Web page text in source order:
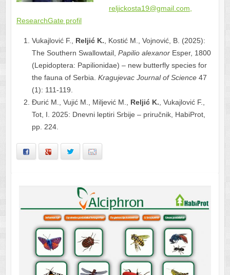
reljickosta19@gmail.com,
ResearchGate profil
Vukajlović F., Reljić K. , Kostić M., Vojnović, B. (2025):
The Southern Swallowtail, Papilio alexanorEsper, 1800
(Lepidoptera: Papilionidae) – new butterfly species for
the fauna of Serbia. Kragujevac Journal of Science47
(1): 111-119.
Đurić M., Vujić M., Miljević M., Reljić K. , Vukajlović F.,
Tot, I. 2025: Dnevni leptiri Srbije – priručnik, HabiProt,
pp. 224.
Facebook Google+ Twitter Email